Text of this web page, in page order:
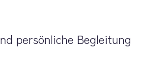
persönliche Begleitung